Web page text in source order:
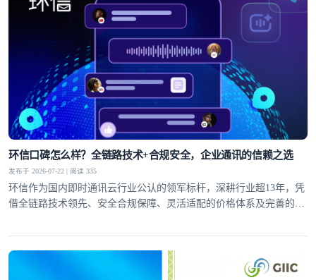
环信口碑怎么样？全链路技术+合规安全，企业通讯的信赖之选
发布于 2026-07-22 | 阅读 335
环信作为国内即时通讯云行业公认的领军标杆，深耕行业超13年，凭
借全链路技术领先、安全合规保障、灵活适配的价格体系及完善的全